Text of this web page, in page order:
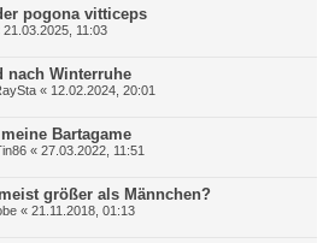
pogona vitticeps
21.03.2025, 11:03
nach Winterruhe
« 12.02.2024, 20:01
Bartagame
« 27.03.2022, 11:51
größer als Männchen?
« 21.11.2018, 01:13